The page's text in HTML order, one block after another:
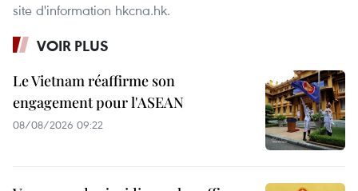
site d'information hkcna.hk.
VOIR PLUS
Le Vietnam réaffirme son
engagement pour l'ASEAN
08/08/2026 09:22